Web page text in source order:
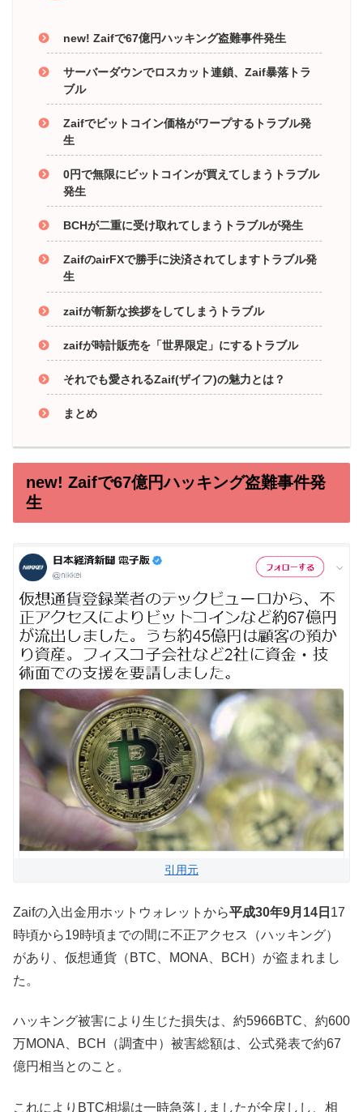
new! Zaifで67億円ハッキング盗難事件発生
サーバーダウンでロスカット連鎖、Zaif暴落トラ
ブル
Zaifでビットコイン価格がワープするトラブル発
生
0円で無限にビットコインが買えてしまうトラブル
発生
BCHが二重に受け取れてしまうトラブルが発生
ZaifのairFXで勝手に決済されてしますトラブル発
生
zaifが斬新な挨拶をしてしまうトラブル
zaifが時計販売を「世界限定」にするトラブル
それでも愛されるZaif(ザイフ)の魅力とは？
まとめ
new! Zaifで67億円ハッキング盗難事件発
生
引用元
Zaifの入出金用ホットウォレットから平成30年9月14日 17
時頃から19時頃までの間に不正アクセス（ハッキング）
があり、仮想通貨（BTC、MONA、BCH）が盗まれまし
た。
ハッキング被害により生じた損失は、約5966BTC、約600
万MONA、BCH（調査中）被害総額は、公式発表で約67
億円相当とのこと。
これによりBTC相場は一時急落しましたが全戻しし、相